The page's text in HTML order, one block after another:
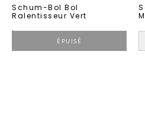
Schum-Bol Bol
Ralentisseur Vert
ÉPUISÉ